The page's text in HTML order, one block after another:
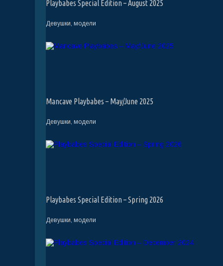
Playbabes Special Edition – August 2025
Девушки, модели
Mancave Playbabes – May/June 2025
Девушки, модели
Playbabes Special Edition – Spring 2026
Девушки, модели